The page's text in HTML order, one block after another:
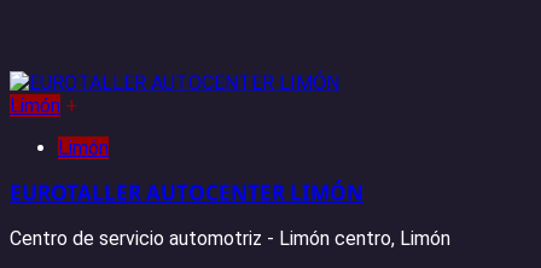
Limón +
Limón
EUROTALLER AUTOCENTER LIMÓN
Centro de servicio automotriz - Limón centro, Limón